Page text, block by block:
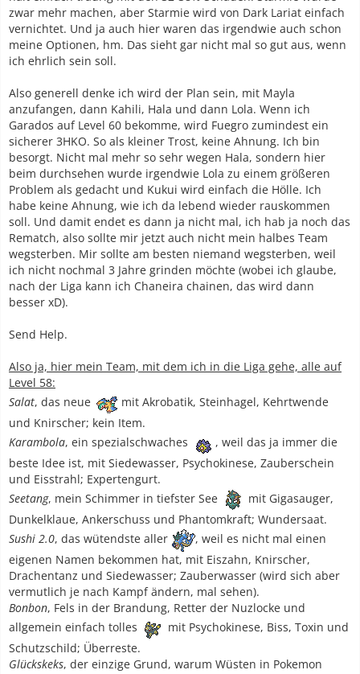
zwar mehr machen, aber Starmie wird von Dark Lariat einfach
vernichtet. Und ja auch hier waren das irgendwie auch schon
meine Optionen, hm. Das sieht gar nicht mal so gut aus, wenn
ich ehrlich sein soll.
Also generell denke ich wird der Plan sein, mit Mayla
anzufangen, dann Kahili, Hala und dann Lola. Wenn ich
Garados auf Level 60 bekomme, wird Fuegro zumindest ein
sicherer 3HKO. So als kleiner Trost, keine Ahnung. Ich bin
besorgt. Nicht mal mehr so sehr wegen Hala, sondern hier
beim durchsehen wurde irgendwie Lola zu einem größeren
Problem als gedacht und Kukui wird einfach die Hölle. Ich
habe keine Ahnung, wie ich da lebend wieder rauskommen
soll. Und damit endet es dann ja nicht mal, ich hab ja noch das
Rematch, also sollte mir jetzt auch nicht mein halbes Team
wegsterben. Mir sollte am besten niemand wegsterben, weil
ich nicht nochmal 3 Jahre grinden möchte (wobei ich glaube,
nach der Liga kann ich Chaneira chainen, das wird dann
besser xD).
Send Help.
Also ja, hier mein Team, mit dem ich in die Liga gehe, alle auf
Level 58:
Salat, das neue
mit Akrobatik, Steinhagel, Kehrtwende
und Knirscher; kein Item.
Karambola, ein spezialschwaches
, weil das ja immer die
beste Idee ist, mit Siedewasser, Psychokinese, Zauberschein
und Eisstrahl; Expertengurt.
Seetang, mein Schimmer in tiefster See
mit Gigasauger,
Dunkelklaue, Ankerschuss und Phantomkraft; Wundersaat.
Sushi 2.0, das wütendste aller
, weil es nicht mal einen
eigenen Namen bekommen hat, mit Eiszahn, Knirscher,
Drachentanz und Siedewasser; Zauberwasser (wird sich aber
vermutlich je nach Kampf ändern, mal sehen).
Bonbon, Fels in der Brandung, Retter der Nuzlocke und
allgemein einfach tolles
mit Psychokinese, Biss, Toxin und
Schutzschild; Überreste.
Glückskeks, der einzige Grund, warum Wüsten in Pokemon